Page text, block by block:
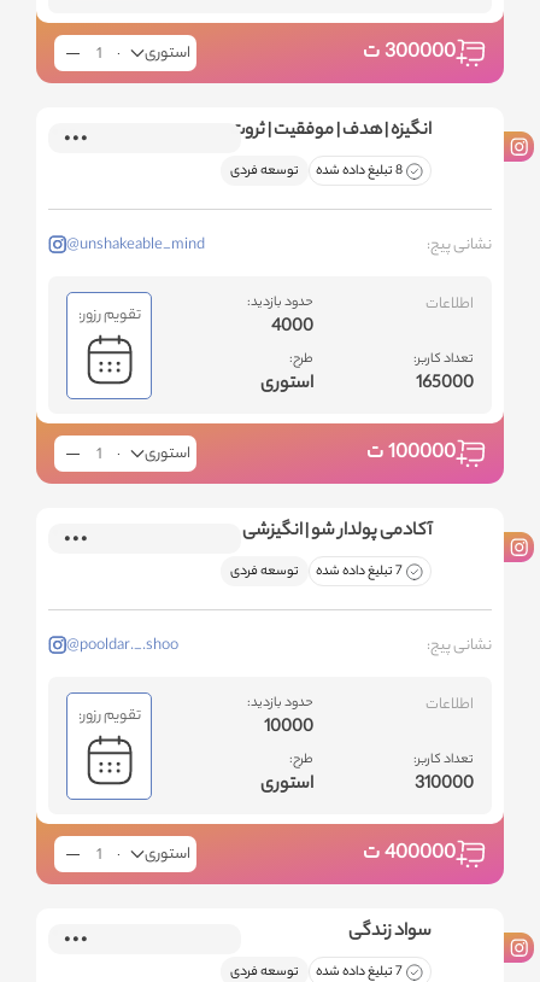
300000ت استوری
انگیزه | هدف | موفقیت | ثروت
8 تبلیغ داده شده توسعه فردی
نشانی پیج: @unshakeable_mind
اطلاعات
تعداد کاربر:
165000
حدود بازدید:
4000
طرح:
استوری
تقویم رزور:
100000ت استوری
آکادمی پولدار شو | انگیزشی
7 تبلیغ داده شده توسعه فردی
نشانی پیج: @pooldar._.shoo
اطلاعات
تعداد کاربر:
310000
حدود بازدید:
10000
طرح:
استوری
تقویم رزور:
400000ت استوری
سواد زندگی
7 تبلیغ داده شده توسعه فردی